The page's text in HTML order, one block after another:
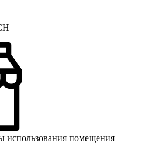
использования помещения